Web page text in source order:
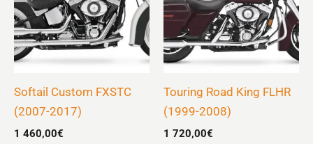
Softail Custom FXSTC
(2007-2017)
1 460,00€
Touring Road King FLHR
(1999-2008)
1 720,00€